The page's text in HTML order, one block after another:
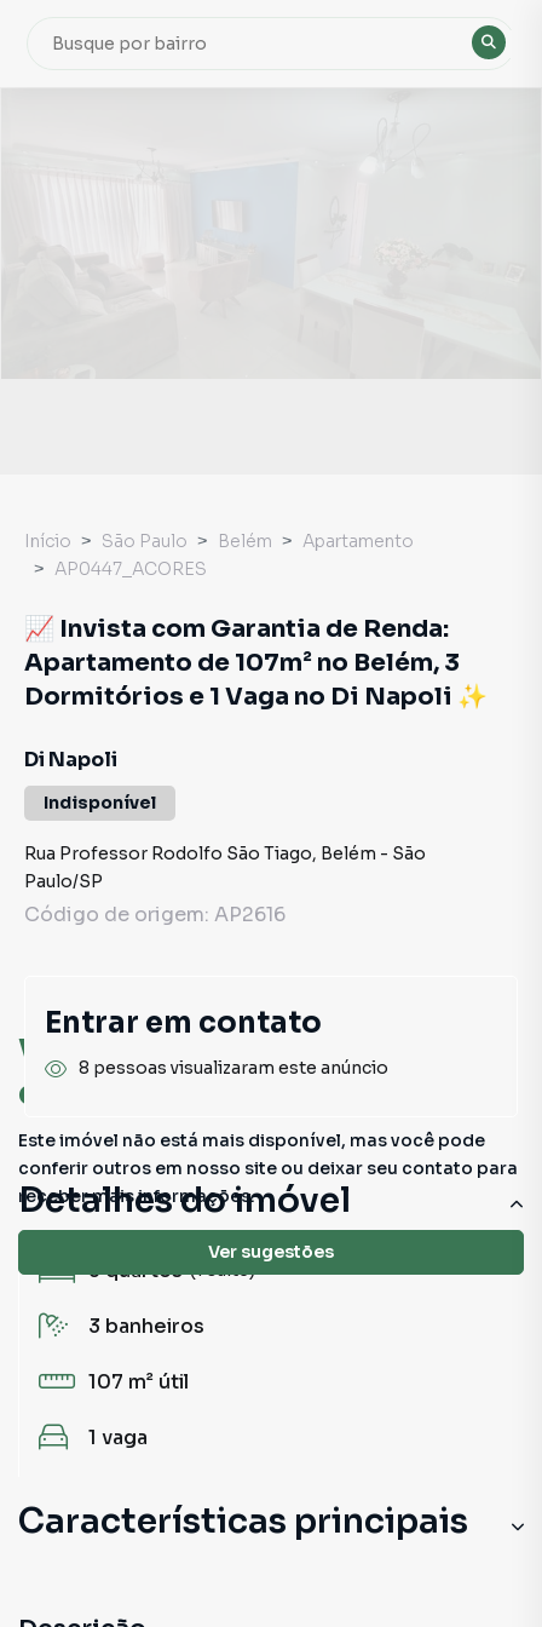
Você pode encontrar novas
oportunidades!
Este imóvel não está mais disponível, mas você pode
conferir outros em nosso site ou deixar seu contato para
receber mais informações.
Ver sugestões
Detalhes do imóvel
3quartos
3 banheiros
107 m² útil
1 vaga
Características principais
Início São Paulo Belém
Apartamento
AP0447_ACORES
📈 Invista com Garantia de Renda:
Apartamento de 107m² no Belém, 3
Dormitórios e 1 Vaga no Di Napoli ✨
Di Napoli
Indisponível
Rua Professor Rodolfo São Tiago, Belém - São
Paulo/SP
Código de origem: AP2616
Entrar em contato
8 pessoas visualizaram este anúncio